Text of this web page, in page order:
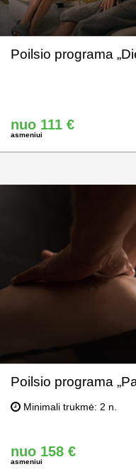
Poilsio programa
nuo 111 €
asmeniui
Poilsio programa
Minimali trukmė: 2 n.
nuo 158 €
asmeniui